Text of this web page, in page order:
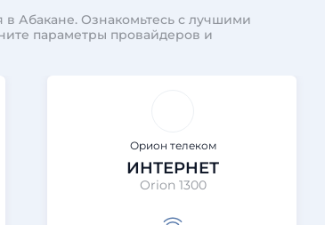
Абакане. Ознакомьтесь с лучшими
параметры провайдеров и
Орион телеком
ИНТЕРНЕТ
Orion 1300